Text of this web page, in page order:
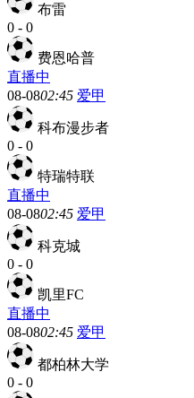
布雷
0 - 0
费恩哈普
直播中
08-0802:45 爱甲
科布漫步者
0 - 0
特瑞特联
直播中
08-0802:45 爱甲
科克城
0 - 0
凯里FC
直播中
08-0802:45 爱甲
都柏林大学
0 - 0